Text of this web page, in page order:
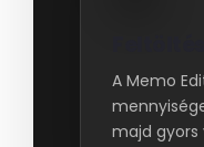
A Memo
majd gyors